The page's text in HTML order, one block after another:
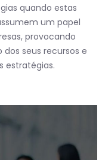
quando estas
um papel
provocando
seus recursos e
estratégias.